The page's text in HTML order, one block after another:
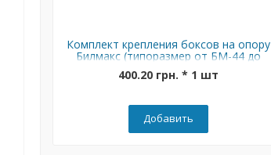
Комплект крепления боксов на опору
Билмакс (типоразмер от БМ-44 до
БМ-65)
400.20 грн. * 1 шт
Добавить